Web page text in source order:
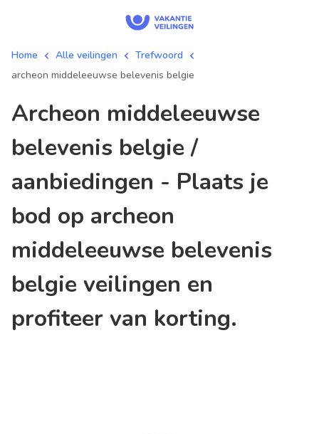
Home Alle veilingen
Trefwoord
archeon middeleeuwse belevenis belgie
archeon middeleeuwse
belevenis belgie /
aanbiedingen - Plaats je
bod op archeon
middeleeuwse belevenis
belgie veilingen en
profiteer van korting.